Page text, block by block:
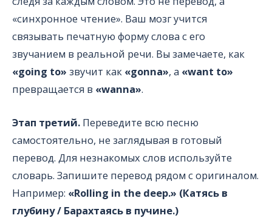
«синхронное чтение». Ваш мозг учится
связывать печатную форму слова с его
звучанием в реальной речи. Вы замечаете, как
«going to» звучит как «gonna», а «want to»
превращается в «wanna».
Этап третий. Переведите всю песню
самостоятельно, не заглядывая в готовый
перевод. Для незнакомых слов используйте
словарь. Запишите перевод рядом с оригиналом.
Например: «Rolling in the deep.» (Катясь в
глубину / Барахтаясь в пучине.)